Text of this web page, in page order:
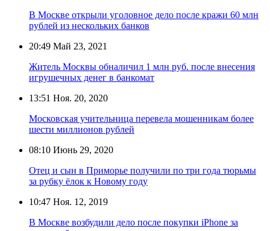
В Москве открыли уголовное дело после кражи 60 млн
рублей из нескольких банков
20:49 Май 23, 2021
Житель Москвы обналичил 1 млн руб. после внесения
игрушечных денег в банкомат
13:51 Ноя. 20, 2020
Московская учительница перевела мошенникам более
шести миллионов рублей
08:10 Июнь 29, 2020
Отец и сын в Приморье получили по три года тюрьмы
за рубку ёлок к Новому году
10:47 Ноя. 12, 2019
В Москве возбудили дело после покупки iPhone за